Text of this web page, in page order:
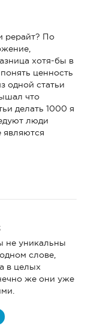
рерайт? По
хотя-бы в
ценность
одной статьи
что
делать 1000 я
люди
являются
не уникальны
слове,
в целых
же они уже